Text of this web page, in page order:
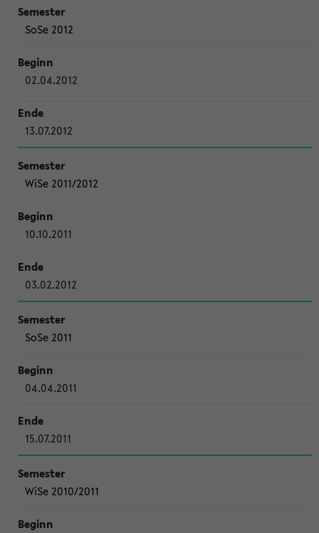
SoSe 2012
02.04.2012
13.07.2012
WiSe 2011/2012
10.10.2011
03.02.2012
SoSe 2011
04.04.2011
15.07.2011
WiSe 2010/2011